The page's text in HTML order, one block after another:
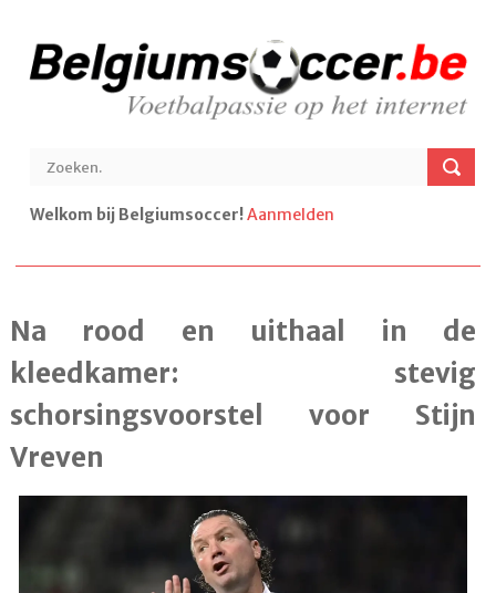
Welkom bij Belgiumsoccer!Aanmelden
Na rood en uithaal in de
kleedkamer: stevig
schorsingsvoorstel voor Stijn
Vreven